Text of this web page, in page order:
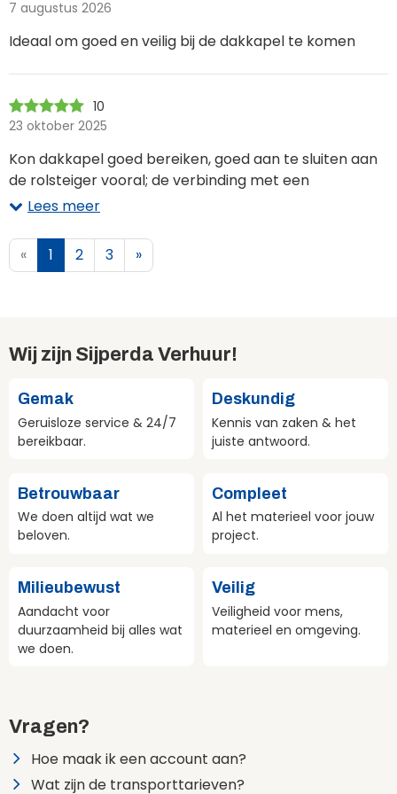
7 augustus 2026
Ideaal om goed en veilig bij de dakkapel te komen
10
23 oktober 2025
Kon dakkapel goed bereiken, goed aan te sluiten aan
de rolsteiger vooral; de verbinding met een
boutverbinding en een geleidingsstrip werkt handig.
Lees meer
« 1 2 3 »
Wij zijn Sijperda Verhuur!
Gemak
Geruisloze service & 24/7
bereikbaar.
Deskundig
Kennis van zaken & het
juiste antwoord.
Betrouwbaar
We doen altijd wat we
beloven.
Compleet
Al het materieel voor jouw
project.
Milieubewust
Aandacht voor
duurzaamheid bij alles wat
we doen.
Veilig
Veiligheid voor mens,
materieel en omgeving.
Vragen?
Hoe maak ik een account aan?
Wat zijn de transporttarieven?